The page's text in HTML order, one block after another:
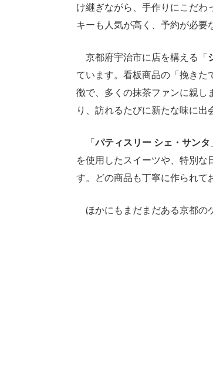
け継ぎながら、手作りにこだわ
キーも人気が高く、予約が必要
京都府宇治市に店を構える「
ています。看板商品の「挽きた
徴で、多くの抹茶ファンに親し
り、訪れるたびに新たな味に出
「パティスリー シェ・サンタ
を使用したスイーツや、特別な
す。どの商品も丁寧に作られて
ほかにもまだまだある京都の